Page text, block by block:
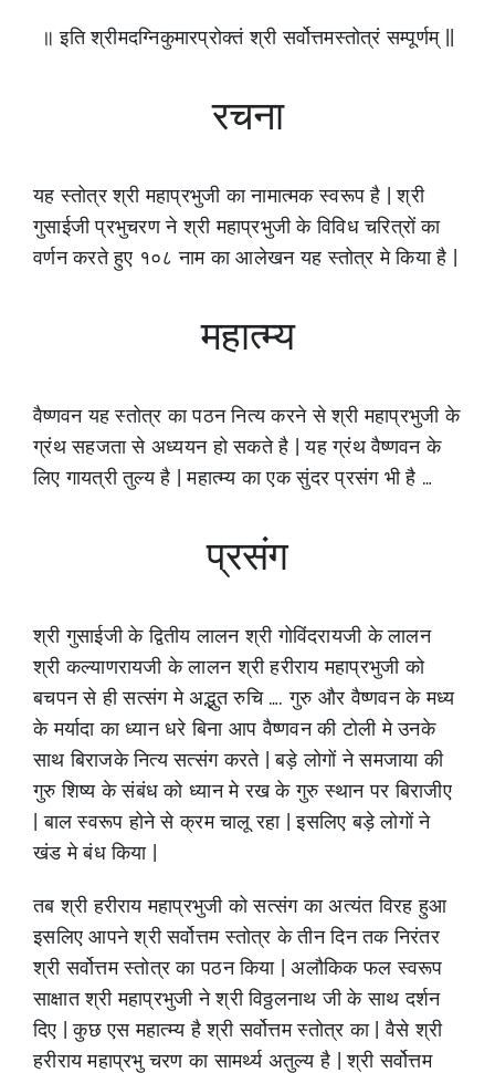
॥ इति श्रीमदग्निकुमारप्रोक्तं श्री सर्वोत्तमस्तोत्रं सम्पूर्णम् ||
रचना
यह स्तोत्र श्री महाप्रभुजी का नामात्मक स्वरूप है | श्री
गुसाईजी प्रभुचरण ने श्री महाप्रभुजी के विविध चरित्रों का
वर्णन करते हुए १०८ नाम का आलेखन यह स्तोत्र मे किया है |
महात्म्य
वैष्णवन यह स्तोत्र का पठन नित्य करने से श्री महाप्रभुजी के
ग्रंथ सहजता से अध्ययन हो सकते है | यह ग्रंथ वैष्णवन के
लिए गायत्री तुल्य है | महात्म्य का एक सुंदर प्रसंग भी है …
प्रसंग
श्री गुसाईजी के द्वितीय लालन श्री गोविंदरायजी के लालन
श्री कल्याणरायजी के लालन श्री हरीराय महाप्रभुजी को
बचपन से ही सत्संग मे अद्भुत रुचि …. गुरु और वैष्णवन के मध्य
के मर्यादा का ध्यान धरे बिना आप वैष्णवन की टोली मे उनके
साथ बिराजके नित्य सत्संग करते | बड़े लोगों ने समजाया की
गुरु शिष्य के संबंध को ध्यान मे रख के गुरु स्थान पर बिराजीए
| बाल स्वरूप होने से क्रम चालू रहा | इसलिए बड़े लोगों ने
खंड मे बंध किया |
तब श्री हरीराय महाप्रभुजी को सत्संग का अत्यंत विरह हुआ
इसलिए आपने श्री सर्वोत्तम स्तोत्र के तीन दिन तक निरंतर
श्री सर्वोत्तम स्तोत्र का पठन किया | अलौकिक फल स्वरूप
साक्षात श्री महाप्रभुजी ने श्री विठ्ठलनाथ जी के साथ दर्शन
दिए | कुछ एस महात्म्य है श्री सर्वोत्तम स्तोत्र का | वैसे श्री
हरीराय महाप्रभु चरण का सामर्थ्य अतुल्य है | श्री सर्वोत्तम